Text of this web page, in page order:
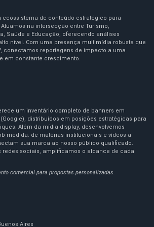
ecossistema de conteúdo estratégico para
na intersecção entre Turismo,
Saúde e Educação, oferecendo análises
nível. Com uma presença multimídia robusta que
conectamos reportagens de impacto a uma
em constante crescimento.
um inventário completo de banners em
distribuídos em posições estratégicas para
Além da mídia display, desenvolvemos
medida: de matérias institucionais e vídeos a
sua marca ao nosso público qualificado.
redes sociais, amplificamos o alcance de cada
comercial para propostas personalizadas.
Aires